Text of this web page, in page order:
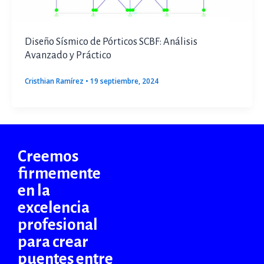
Diseño Sísmico de Pórticos SCBF: Análisis
Avanzado y Práctico
Cristhian Ramírez • 19 septiembre, 2024
Creemos
firmemente
en la
excelencia
profesional
para crear
puentes entre